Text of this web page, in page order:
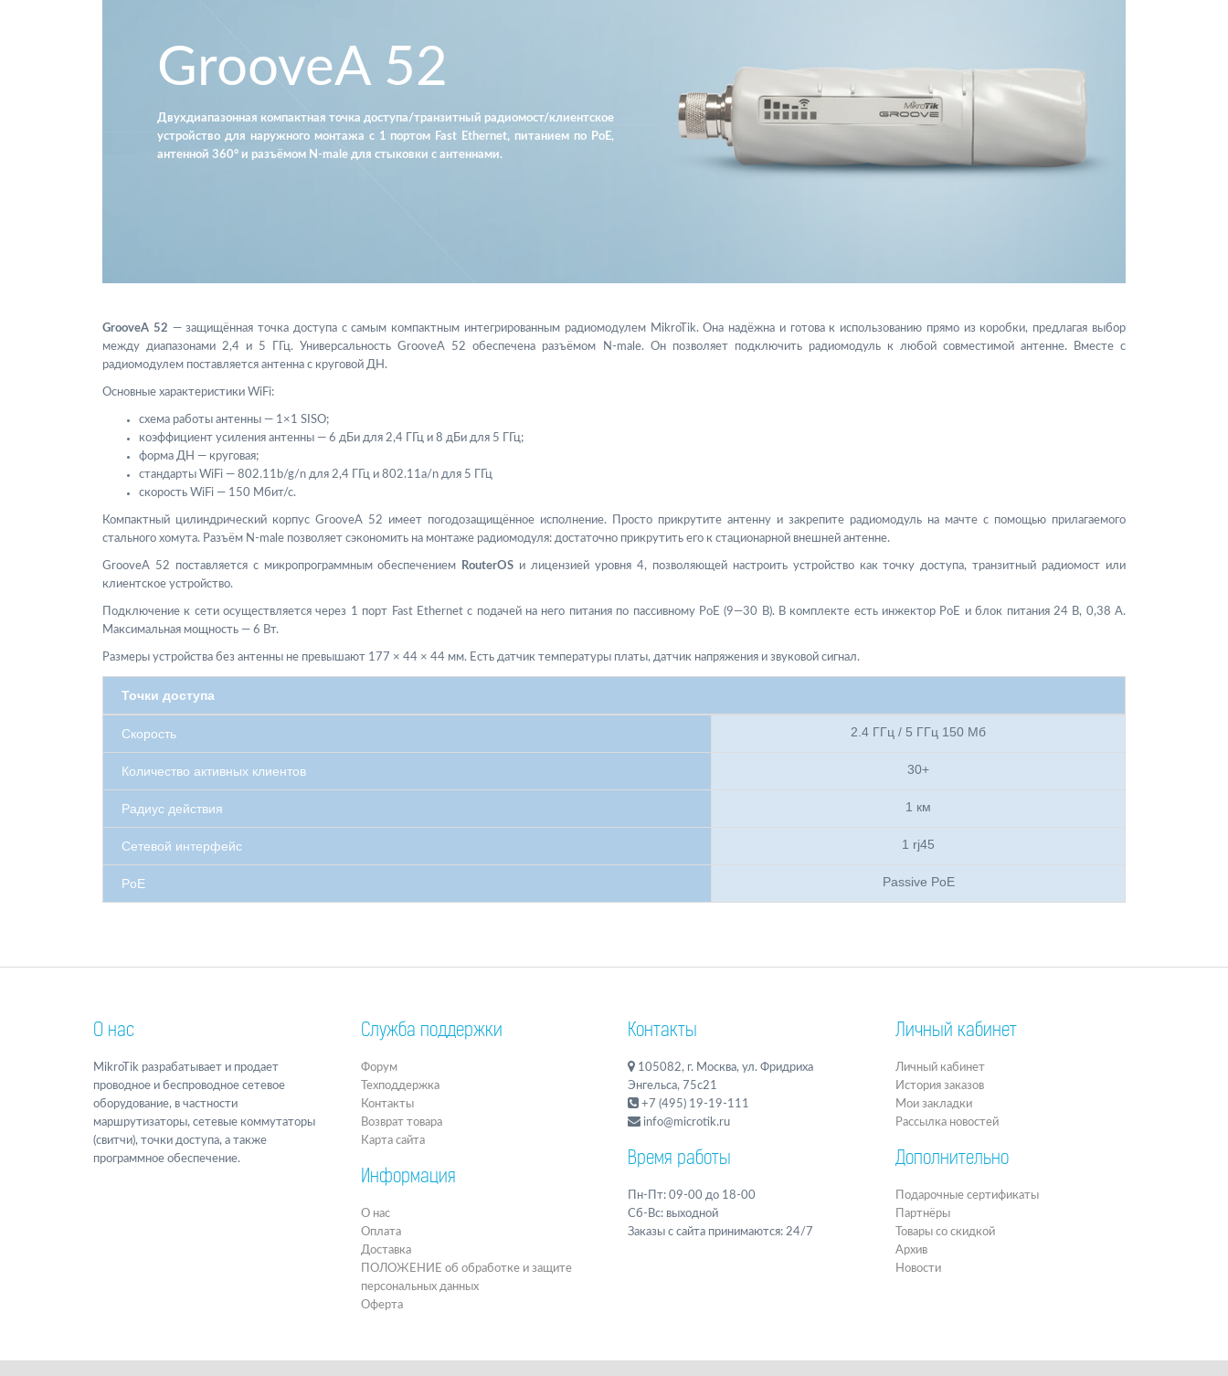
GrooveA 52
Двухдиапазонная компактная точка доступа/транзитный радиомост/клиентское
устройство для наружного монтажа с 1 портом Fast Ethernet, питанием по PoE,
антенной 360° и разъёмом N-male для стыковки с антеннами.
GrooveA 52 — защищённая точка доступа с самым компактным интегрированным радиомодулем MikroTik. Она надёжна и готова к использованию прямо из коробки, предлагая выбор
между диапазонами 2,4 и 5 ГГц. Универсальность GrooveA 52 обеспечена разъёмом N-male. Он позволяет подключить радиомодуль к любой совместимой антенне. Вместе с
радиомодулем поставляется антенна с круговой ДН.
Основные характеристики WiFi:
схема работы антенны — 1×1 SISO;
коэффициент усиления антенны — 6 дБи для 2,4 ГГц и 8 дБи для 5 ГГц;
форма ДН — круговая;
стандарты WiFi — 802.11b/g/n для 2,4 ГГц и 802.11a/n для 5 ГГц
скорость WiFi — 150 Мбит/с.
Компактный цилиндрический корпус GrooveA 52 имеет погодозащищённое исполнение. Просто прикрутите антенну и закрепите радиомодуль на мачте с помощью прилагаемого
стального хомута. Разъём N-male позволяет сэкономить на монтаже радиомодуля: достаточно прикрутить его к стационарной внешней антенне.
GrooveA 52 поставляется с микропрограммным обеспечением RouterOS и лицензией уровня 4, позволяющей настроить устройство как точку доступа, транзитный радиомост или
клиентское устройство.
Подключение к сети осуществляется через 1 порт Fast Ethernet с подачей на него питания по пассивному PoE (9—30 В). В комплекте есть инжектор PoE и блок питания 24 В, 0,38 А.
Максимальная мощность — 6 Вт.
Размеры устройства без антенны не превышают 177 × 44 × 44 мм. Есть датчик температуры платы, датчик напряжения и звуковой сигнал.
Точки доступа
Скорость 2.4 ГГц / 5 ГГц 150 Мб
Количество активных клиентов 30+
Радиус действия 1 км
Сетевой интерфейс 1 rj45
PoE Passive PoE
О нас
MikroTik разрабатывает и продает
проводное и беспроводное сетевое
оборудование, в частности
маршрутизаторы, сетевые коммутаторы
(свитчи), точки доступа, а также
программное обеспечение.
Служба поддержки
Форум
Техподдержка
Контакты
Возврат товара
Карта сайта
Информация
О нас
Оплата
Доставка
ПОЛОЖЕНИЕ об обработке и защите
персональных данных
Оферта
Контакты
105082, г. Москва, ул. Фридриха
Энгельса, 75с21
+7 (495) 19-19-111
info@microtik.ru
Время работы
Пн-Пт: 09-00 до 18-00
Сб-Вс: выходной
Заказы с сайта принимаются: 24/7
Личный кабинет
Личный кабинет
История заказов
Мои закладки
Рассылка новостей
Дополнительно
Подарочные сертификаты
Партнёры
Товары со скидкой
Архив
Новости